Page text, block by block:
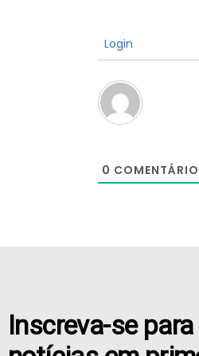
Login
0
Inscreva-se